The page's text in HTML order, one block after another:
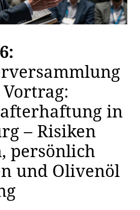
in
– Risiken
persönlich
und Olivenöl